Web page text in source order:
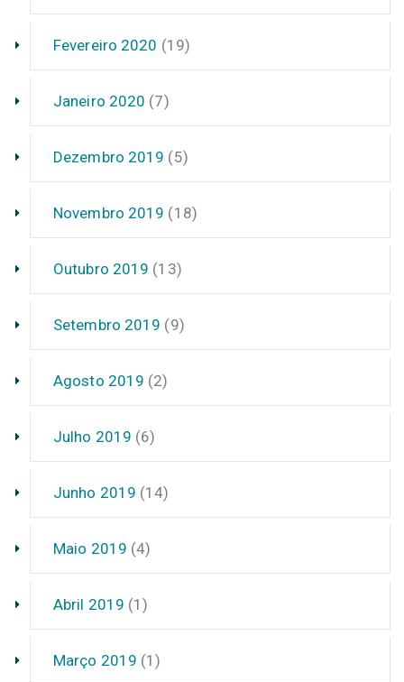
Fevereiro 2020 (19)
Janeiro 2020 (7)
Dezembro 2019 (5)
Novembro 2019 (18)
Outubro 2019 (13)
Setembro 2019 (9)
Agosto 2019 (2)
Julho 2019 (6)
Junho 2019 (14)
Maio 2019 (4)
Abril 2019 (1)
Março 2019 (1)